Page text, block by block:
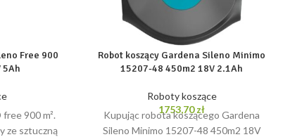
Free 900
5Ah
900 m².
ze sztuczną
Robot koszący Gardena Sileno Minimo
15207-48 450m2 18V 2.1Ah
Roboty koszące
1753,70zł
Kupując robota koszącego Gardena
Sileno Minimo 15207-48 450m2 18V